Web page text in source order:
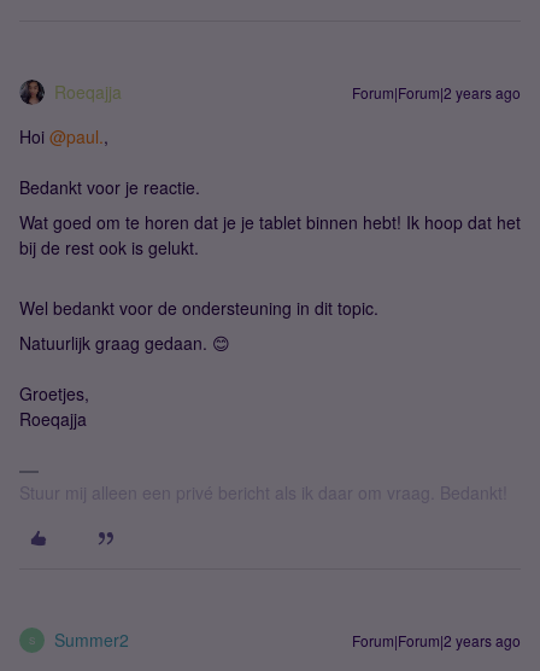
Roeqajja Forum|Forum|2 years ago
Hoi @paul.,
Bedankt voor je reactie.
Wat goed om te horen dat je je tablet binnen hebt! Ik hoop dat het
bij de rest ook is gelukt.
Wel bedankt voor de ondersteuning in dit topic.
Natuurlijk graag gedaan. 😊
Groetjes,
Roeqajja
Stuur mij alleen een privé bericht als ik daar om vraag. Bedankt!
S Summer2 Forum|Forum|2 years ago